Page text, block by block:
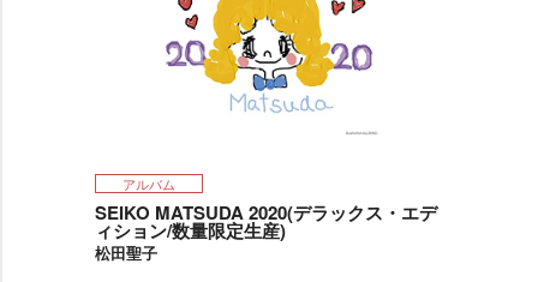
アルバム
SEIKO MATSUDA 2020(デラックス・エデ
ィション/数量限定生産)
松田聖子